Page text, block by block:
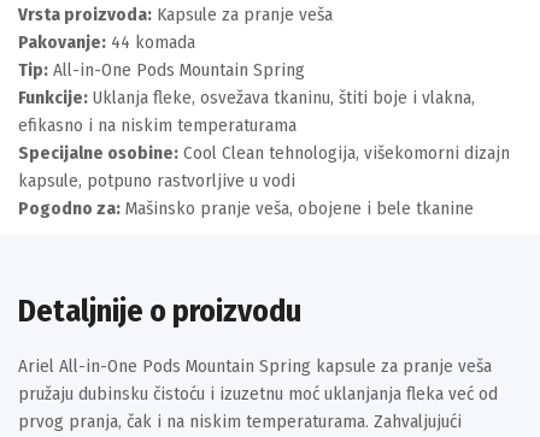
Vrsta proizvoda: Kapsule za pranje veša
Pakovanje: 44 komada
Tip: All-in-One Pods Mountain Spring
Funkcije: Uklanja fleke, osvežava tkaninu, štiti boje i vlakna,
efikasno i na niskim temperaturama
Specijalne osobine: Cool Clean tehnologija, višekomorni dizajn
kapsule, potpuno rastvorljive u vodi
Pogodno za: Mašinsko pranje veša, obojene i bele tkanine
Detaljnije o proizvodu
Ariel All-in-One Pods Mountain Spring kapsule za pranje veša
pružaju dubinsku čistoću i izuzetnu moć uklanjanja fleka već od
prvog pranja, čak i na niskim temperaturama. Zahvaljujući